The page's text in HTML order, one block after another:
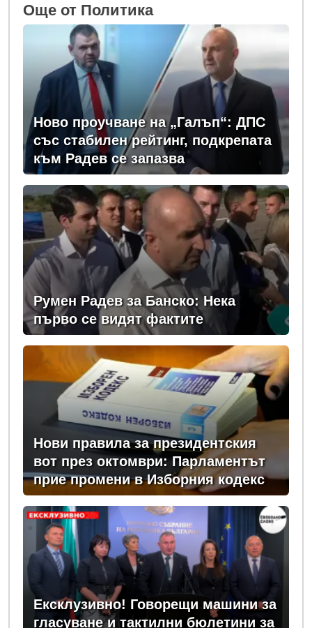
Oще от Политика
Ново проучване на „Галъп“: ДПС
със стабилен рейтинг, подкрепата
към Радев се запазва
Румен Радев за Банско: Нека
първо се видят фактите
Нови правила за президентския
вот през октомври: Парламентът
прие промени в Изборния кодекс
Ексклузивно! Говорещи машини за
гласуване и тактилни бюлетини за